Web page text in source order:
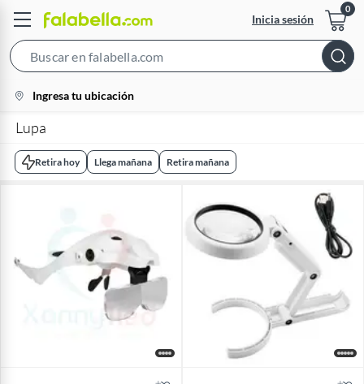
Inicia sesión
Bar
location-
icon
Ingresa tu ubicación
Lupa
Retira hoy Llega mañana Retira mañana